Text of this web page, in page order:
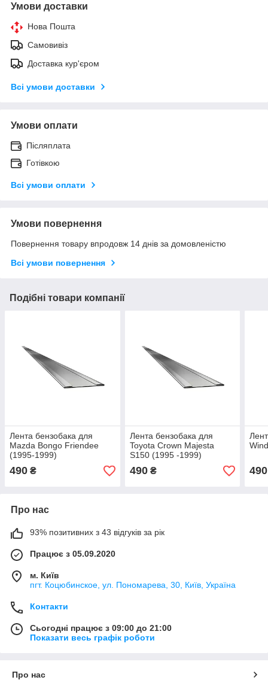
Умови доставки
Нова Пошта
Самовивіз
Доставка кур'єром
Всі умови доставки
Умови оплати
Післяплата
Готівкою
Всі умови оплати
Умови повернення
Повернення товару впродовж 14 днів за домовленістю
Всі умови повернення
Подібні товари компанії
Лента бензобака для
Mazda Bongo Friendee
(1995-1999)
490 ₴
Лента бензобака для
Toyota Crown Majesta
S150 (1995 -1999)
490₴ 490
Про нас
93% позитивних з 43 відгуків за рік
Працює з 05.09.2020
м. Київ
пгт. Коцюбинское, ул. Пономарева, 30, Київ, Україна
Контакти
Сьогодні працює з 09:00 до 21:00
Показати весь графік роботи
Про нас